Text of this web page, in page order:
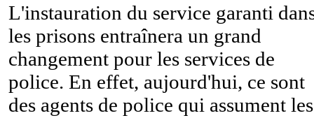
L'instauration du service garanti
les prisons entraînera un grand
changement pour les services de
police. En effet, aujourd'hui, ce sont
des agents de police qui assument les